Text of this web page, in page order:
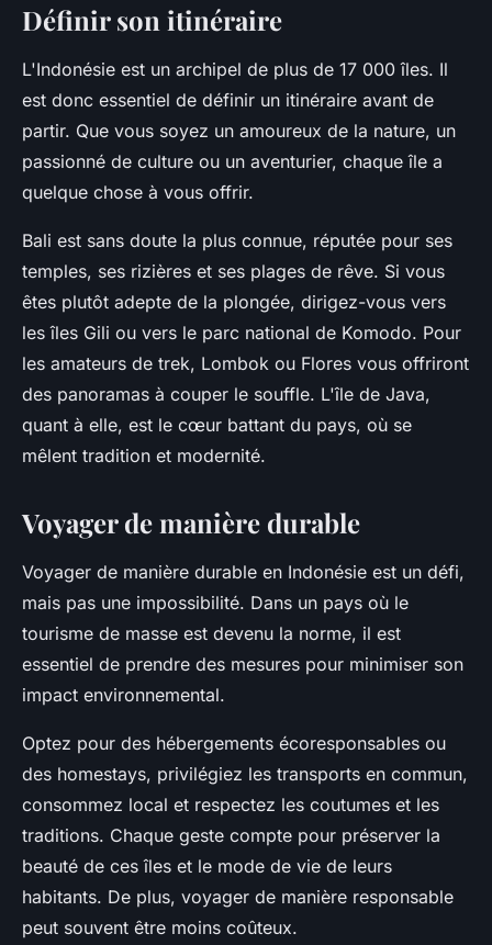
Définir son itinéraire
L'Indonésie est un archipel de plus de 17 000îles. Il
est donc essentiel de définir un itinéraire avant de
partir. Que vous soyez un amoureux de la nature, un
passionné de culture ou un aventurier, chaqueîle a
quelque chose à vous offrir.
Bali est sans doute la plus connue, réputée pour ses
temples, ses rizières et ses plages de rêve. Si vous
êtes plutôt adepte de la plongée, dirigez-vous vers
les îles Gili ou vers le parc national de Komodo. Pour
les amateurs de trek, Lombok ou Flores vous offriront
des panoramas à couper le souffle. L'île de Java,
quant à elle, est le cœur battant du pays, où se
mêlent tradition et modernité.
Voyager de manière durable
Voyager de manière durable en Indonésie est un défi,
mais pas une impossibilité. Dans un pays où le
tourisme de masse est devenu la norme, il est
essentiel de prendre des mesures pour minimiser son
impact environnemental.
Optez pour des hébergements écoresponsables ou
des homestays, privilégiez les transports en commun,
consommez local et respectez les coutumes et les
traditions. Chaque geste compte pour préserver la
beauté de ces îles et le mode de vie de leurs
habitants. De plus, voyager de manière responsable
peut souvent être moins coûteux.